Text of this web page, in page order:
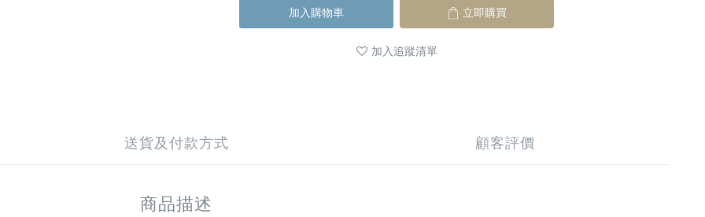
加入購物車 立即購買
加入追蹤清單
送貨及付款方式 顧客評價
商品描述